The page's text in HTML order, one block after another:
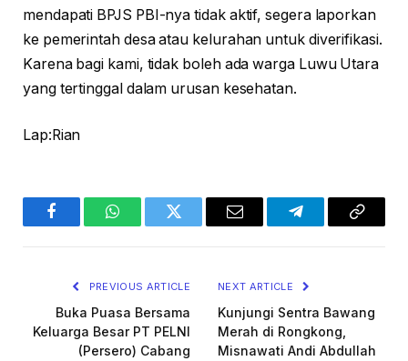
mendapati BPJS PBI-nya tidak aktif, segera laporkan
ke pemerintah desa atau kelurahan untuk diverifikasi.
Karena bagi kami, tidak boleh ada warga Luwu Utara
yang tertinggal dalam urusan kesehatan.
Lap:Rian
FacebookWhatsAppTwitter Email TelegramCopy
PREVIOUS ARTICLE
Buka Puasa Bersama
Keluarga Besar PT PELNI
(Persero) Cabang
NEXT ARTICLE
Kunjungi Sentra Bawang
Merah di Rongkong,
Misnawati Andi Abdullah